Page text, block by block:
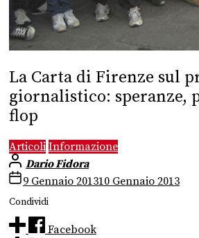
La Carta di Firenze sul
giornalistico: speranze,
flop
Articoli Informazione
Dario Fidora
9 Gennaio 201310 Gennaio 2013
Condividi
Facebook